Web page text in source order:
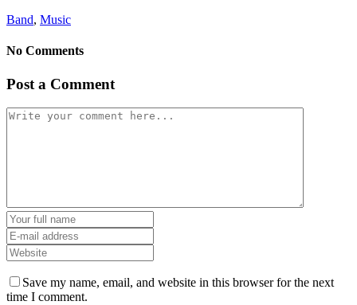
Band, Music
No Comments
Post a Comment
Save my name, email, and website in this browser for the next
time I comment.